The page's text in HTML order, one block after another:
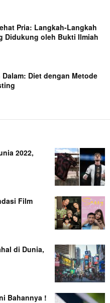
Pria: Langkah-Langkah
Didukung oleh Bukti Ilmiah
Diet dengan Metode
2022,
Film
di Dunia,
Bahannya !